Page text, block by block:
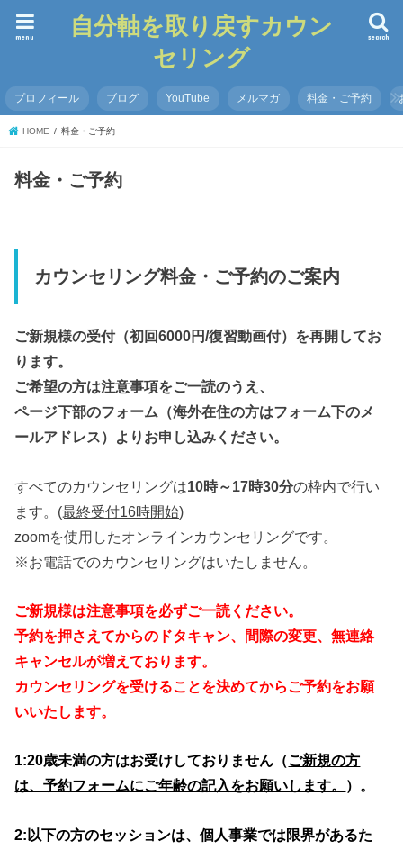
自分軸を取り戻すカウン
セリング
search
menu
プロフィール ブログ YouTube メルマガ 料金・ご予約
HOME 料金・ご予約
料金・ご予約
カウンセリング料金・ご予約のご案内
ご新規様の受付（初回6000円/復習動画付）を再開してお
ります。
ご希望の方は注意事項をご一読のうえ、
ページ下部のフォーム（海外在住の方はフォーム下のメ
ールアドレス）よりお申し込みください。
すべてのカウンセリングは10時～17時30分の枠内で行い
ます。 (最終受付16時開始)
zoomを使用したオンラインカウンセリングです。
※お電話でのカウンセリングはいたしません。
ご新規様は注意事項を必ずご一読ください。
予約を押さえてからのドタキャン、間際の変更、無連絡
キャンセルが増えております。
カウンセリングを受けることを決めてからご予約をお願
いいたします。
1:20歳未満の方はお受けしておりません（ご新規の方
は、予約フォームにご年齢の記入をお願いします。 ）。
2:以下の方のセッションは、個人事業では限界があるた